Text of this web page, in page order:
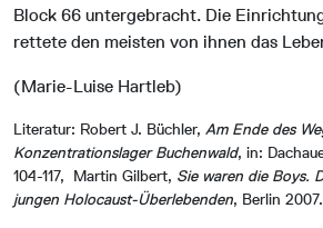
Block 66 untergebracht. Die
rettete den meisten von ihnen das
(Marie-Luise Hartleb)
Literatur: Robert J. Büchler, Am Ende des
Konzentrationslager Buchenwald, in:
104-117, Martin Gilbert, Sie waren die Boys.
jungen Holocaust-Überlebenden, Berlin 2007.